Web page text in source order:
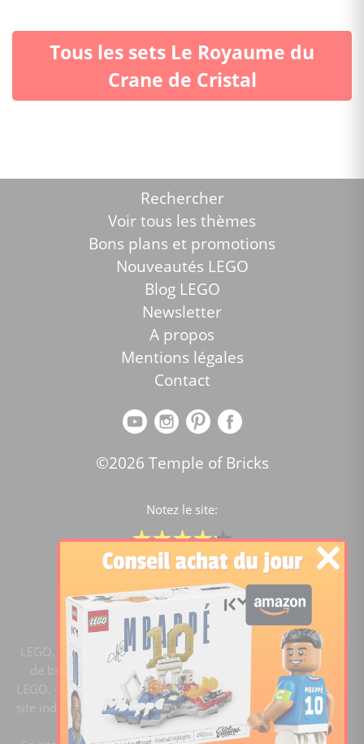
Tous les sets Le Royaume du
Crane de Cristal
Rechercher
Voir tous les thèmes
Bons plans et promotions
Nouveautés LEGO
Blog LEGO
Newsletter
A propos
Mentions légales
Contact
©2026 Temple of Bricks
Notez le site:
Comparateur de prix Lego
4.2/5 -15445notes
LEGO, le logo LEGO, la figurine LEGO et les configurations
de briques sont des marques commerciales du groupe
LEGO. ©2020 The LEGO Group. Templeofbricks.com est un
site indépendant du groupe LEGO, il n'est pas sponsorisé ni
validé par LEGO.